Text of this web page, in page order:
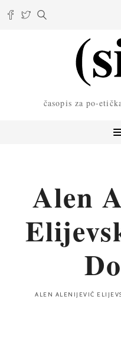
časopis za po-
Alen
ALEN ALENIJEVIČ